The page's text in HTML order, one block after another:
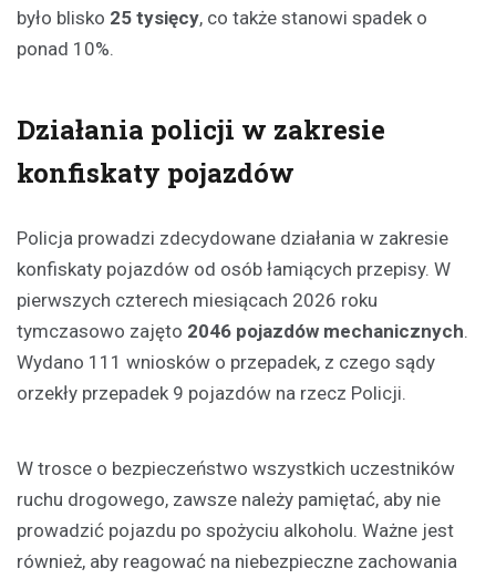
było blisko 25 tysięcy, co także stanowi spadek o
ponad 10%.
Działania policji w zakresie
konfiskaty pojazdów
Policja prowadzi zdecydowane działania w zakresie
konfiskaty pojazdów od osób łamiących przepisy. W
pierwszych czterech miesiącach 2026 roku
tymczasowo zajęto 2046 pojazdów mechanicznych.
Wydano 111 wniosków o przepadek, z czego sądy
orzekły przepadek 9 pojazdów na rzecz Policji.
W trosce o bezpieczeństwo wszystkich uczestników
ruchu drogowego, zawsze należy pamiętać, aby nie
prowadzić pojazdu po spożyciu alkoholu. Ważne jest
również, aby reagować na niebezpieczne zachowania